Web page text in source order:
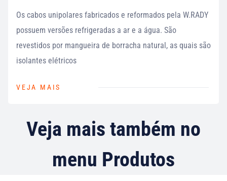
Os cabos unipolares fabricados e reformados pela W.RADY
possuem versões refrigeradas a ar e a água. São
revestidos por mangueira de borracha natural, as quais são
isolantes elétricos
VEJA MAIS
Veja mais também no
menu Produtos